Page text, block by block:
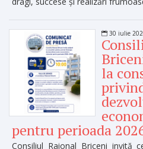
30 iulie
la
pentru perioada
Consiliul Raional Briceni invită